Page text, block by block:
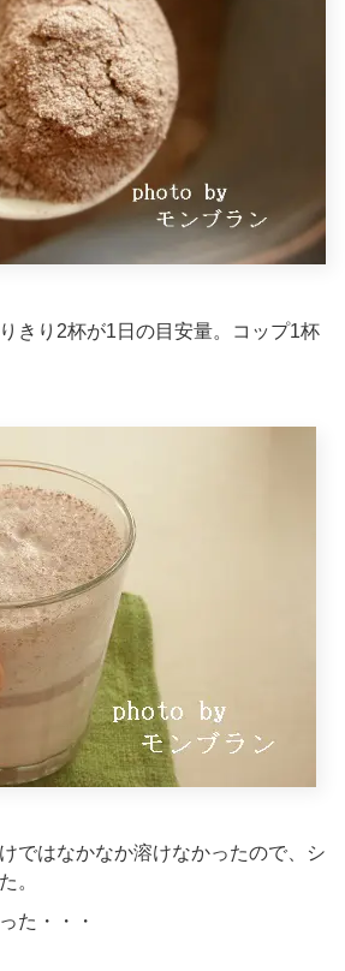
きり2杯が1日の目安量。コップ1杯
ではなかなか溶けなかったので、シ
。
た・・・